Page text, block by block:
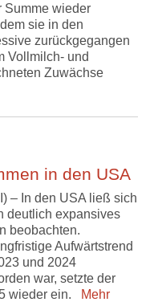
Summe wieder
sie in den
zurückgegangen
Vollmilch- und
Zuwächse
in den USA
– In den USA ließ sich
deutlich expansives
beobachten.
Aufwärtstrend
und 2024
war, setzte der
wieder ein.
Mehr